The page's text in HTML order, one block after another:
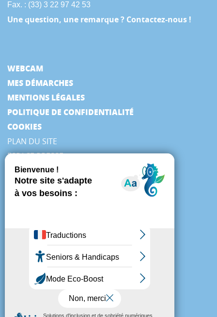
Fax. : (33) 3 22 97 42 53
Une question, une remarque ? Contactez-nous !
WEBCAM
MES DÉMARCHES
MENTIONS LÉGALES
POLITIQUE DE CONFIDENTIALITÉ
COOKIES
PLAN DU SITE
ESPACE PRESSE